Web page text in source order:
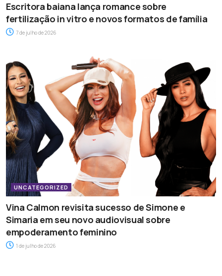
Escritora baiana lança romance sobre
fertilização in vitro e novos formatos de família
7 de julho de 2026
UNCATEGORIZED
Vina Calmon revisita sucesso de Simone e
Simaria em seu novo audiovisual sobre
empoderamento feminino
1 de julho de 2026